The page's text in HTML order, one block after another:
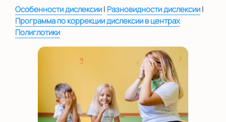
на Домодедовской
в Московской
области
Показать на карте
Выбрать другой город
Особенности дислексии| Разновидности дислексии|
Программа по коррекции дислексии в центрах
Полиглотики